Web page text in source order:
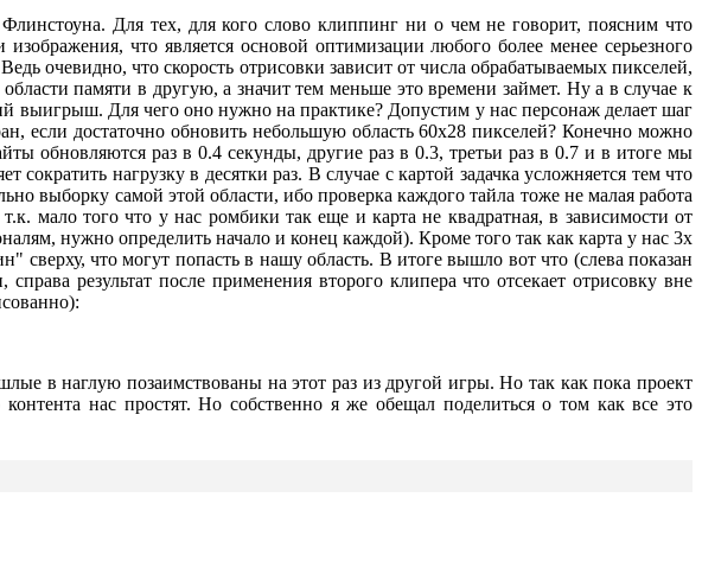
Для тех, для кого слово клиппинг ни о чем не говорит, поясним что
что является основой оптимизации любого более менее серьезного
очевидно, что скорость отрисовки зависит от числа обрабатываемых пикселей,
памяти в другую, а значит тем меньше это времени займет. Ну а в случае к
выигрыш. Для чего оно нужно на практике? Допустим у нас персонаж делает шаг
если достаточно обновить небольшую область 60х28 пикселей? Конечно можно
обновляются раз в 0.4 секунды, другие раз в 0.3, третьи раз в 0.7 и в итоге мы
нагрузку в десятки раз. В случае с картой задачка усложняется тем что
выборку самой этой области, ибо проверка каждого тайла тоже не малая работа
мало того что у нас ромбики так еще и карта не квадратная, в зависимости от
нужно определить начало и конец каждой). Кроме того так как карта у нас 3х
что могут попасть в нашу область. В итоге вышло вот что (слева показан
результат после применения второго клипера что отсекает отрисовку вне
в наглую позаимствованы на этот раз из другой игры. Но так как пока проект
контента нас простят. Но собственно я же обещал поделиться о том как все это